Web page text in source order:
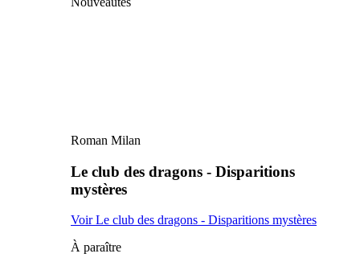
Roman Milan
Le club des dragons - Disparitions
mystères
Voir Le club des dragons - Disparitions mystères
À paraître